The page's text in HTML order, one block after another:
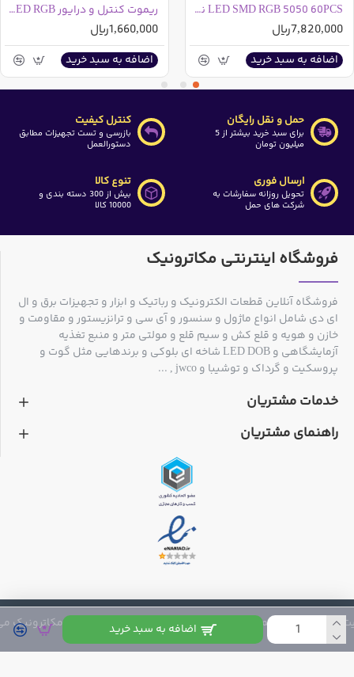
اضافه به سبد خرید
LED SMD RGB 5050 60PCS نواری رول 5 متری مرغوب
7,820,000ریال
اضافه به سبد خرید
ریموت کنترل و درایور LED RGB - مادون قرمز - 24 کلید - درایور 6A
1,660,000ریال
اضافه به سبد خرید
حمل و نقل رایگان
برای سبد خرید بیشتر از 5
میلیون تومان
کنترل کیفیت
بازرسی و تست تجهیزات مطابق
دستورالعمل
ارسال فوری
تحویل روزانه سفارشات به
شرکت های حمل
تنوع کالا
بیش از 300 دسته بندی و
10000 کالا
فروشگاه اینترنتی مکاترونیک
فروشگاه آنلاین قطعات الکترونیک و رباتیک و ابزار و تجهیزات برق و ال
ای دی شامل انواع ماژول و سنسور و آی سی و ترانزیستور و مقاومت و
خازن و هویه و قلع کش و سیم قلع و مولتی متر و منبع تغذیه
آزمایشگاهی و LED DOB شاخه ای بلوکی و برندهایی مثل گوت و
پروسکیت و گرداک و توشیبا و jwco , ...
خدمات مشتریان
راهنمای مشتریان
فروشگاه مکاترونیک می باشد